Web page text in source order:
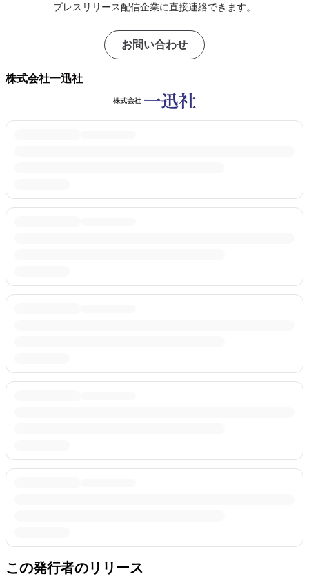
プレスリリース配信企業に直接連絡できます。
お問い合わせ
株式会社一迅社
この発行者のリリース